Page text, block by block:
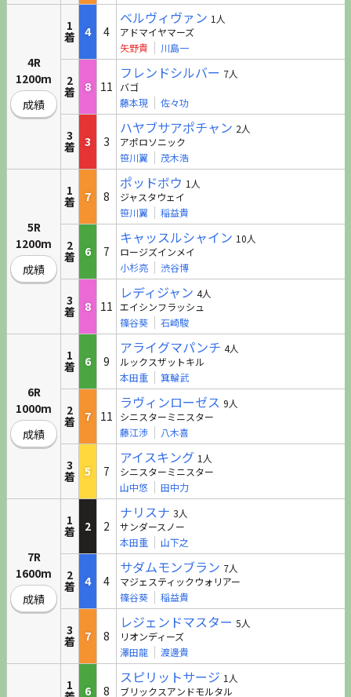
4R
1200m
成績
1
着 4 4
ベルヴィヴァン 1人
アドマイヤマーズ
矢野貴
川島一
2
着 8 11
フレンドシルバー 7人
バゴ
藤本現
佐々功
3
着 3 3
ハヤブサアポチャン 2人
アポロソニック
笹川翼
茂木浩
5R
1200m
成績
1
着 7 8
ポッドボウ 1人
ジャスタウェイ
笹川翼
稲益貴
2
着 6 7
キャッスルシャイン 10人
ロージズインメイ
小杉亮
渋谷博
3
着 8 11
レディジャン 4人
エイシンフラッシュ
篠谷葵
石崎駿
6R
1000m
成績
1
着 6 9
アライグマパンチ 4人
ルックスザットキル
本田重
箕輪武
2
着 7 11
ラヴィンローゼス 9人
シニスターミニスター
藤江渉
八木喜
3
着 5 7
アイスキング 1人
シニスターミニスター
山中悠
田中力
7R
1600m
成績
1
着 2 2
ナリスナ 3人
サンダースノー
本田重
山下之
2
着 4 4
サダムモンブラン 7人
マジェスティックウォリアー
篠谷葵
稲益貴
3
着 7 8
レジェンドマスター 5人
リオンディーズ
澤田龍
渡邊貴
1 6 8
スピリットサージ 1人
ブリックスアンドモルタル